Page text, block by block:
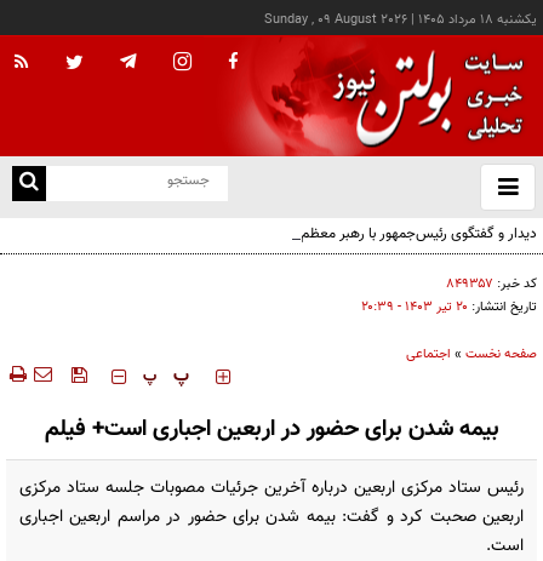
يکشنبه ۱۸ مرداد ۱۴۰۵ |
Sunday , 09 August 2026
باز
و
دیدار و گفتگوی رئیس‌جمهور با رهبر معظم انقلاب درباره مسائل اقتصادی و نظامی کشور
کد خبر: ۸۴۹۳۵۷
تاریخ انتشار: ۲۰ تير ۱۴۰۳ - ۲۰:۳۹
صفحه نخست » اجتماعی
‍‍‍ پ پ
بیمه شدن برای حضور در اربعین اجباری است+ فیلم
رئیس ستاد مرکزی اربعین درباره آخرین جرئیات مصوبات جلسه ستاد مرکزی
اربعین صحبت کرد و گفت: بیمه شدن برای حضور در مراسم اربعین اجباری
است.